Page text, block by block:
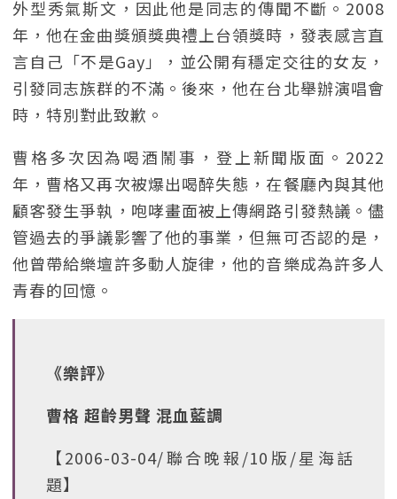
外型秀氣斯文，因此他是同志的傳聞不斷。2008
年，他在金曲獎頒獎典禮上台領獎時，發表感言直
言自己「不是Gay」，並公開有穩定交往的女友，
引發同志族群的不滿。後來，他在台北舉辦演唱會
時，特別對此致歉。
曹格多次因為喝酒鬧事，登上新聞版面。2022
年，曹格又再次被爆出喝醉失態，在餐廳內與其他
顧客發生爭執，咆哮畫面被上傳網路引發熱議。儘
管過去的爭議影響了他的事業，但無可否認的是，
他曾帶給樂壇許多動人旋律，他的音樂成為許多人
青春的回憶。
《樂評》
曹格 超齡男聲 混血藍調
【2006-03-04/聯合晚報/10版/星海話
題】